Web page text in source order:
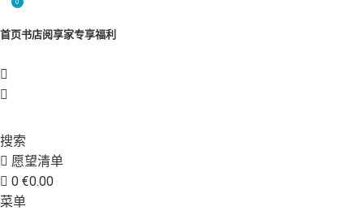
首页书店阅享家专享福利
搜索
愿望清单
0 €0.00
菜单
0